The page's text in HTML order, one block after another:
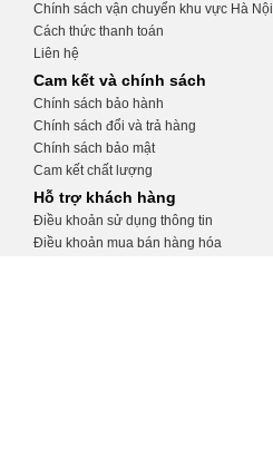
Chính sách vận chuyển khu vực Hà Nội
Cách thức thanh toán
Liên hệ
Cam kết và chính sách
Chính sách bảo hành
Chính sách đổi và trả hàng
Chính sách bảo mật
Cam kết chất lượng
Hỗ trợ khách hàng
Điều khoản sử dụng thông tin
Điều khoản mua bán hàng hóa